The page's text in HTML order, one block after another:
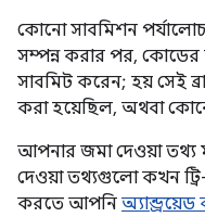
কোনো সাবমিশন
সম্পন্ন করার পর,
সাবমিট করেন; হয় সেই
করা হয়েছিল, অথবা কোনো
আপনার জমা দেওয়া তথ্য
দেওয়া তথ্যগুলো কখন ট্রি-
করতে আপনি অ্যান্ড্রয়েড